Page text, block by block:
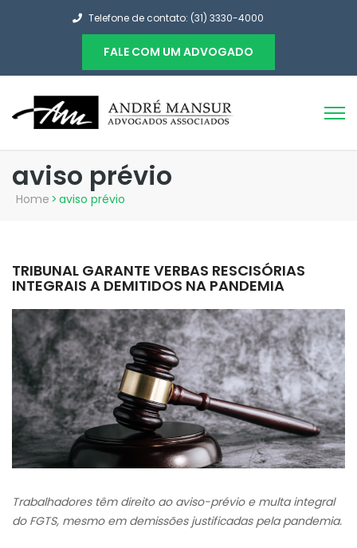
Telefone de contato: (31) 3330-4000
FALE COM UM ADVOGADO
aviso prévio
Home > aviso prévio
TRIBUNAL GARANTE VERBAS RESCISÓRIAS
INTEGRAIS A DEMITIDOS NA PANDEMIA
Trabalhadores têm direito ao aviso-prévio e multa integral
do FGTS, mesmo em demissões justificadas pela pandemia.